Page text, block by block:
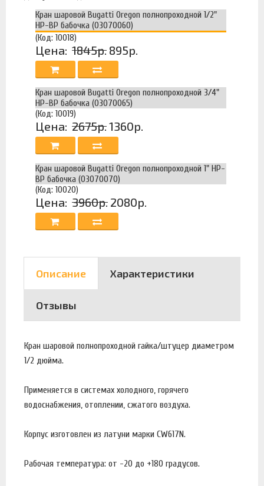
Кран шаровой Bugatti Oregon полнопроходной 1/2"
НР-ВР бабочка (03070060)
(Код: 10018)
Цена: 1845р. 895р.
Кран шаровой Bugatti Oregon полнопроходной 3/4"
НР-ВР бабочка (03070065)
(Код: 10019)
Цена: 2675р.1360р.
Кран шаровой Bugatti Oregon полнопроходной 1" НР-
ВР бабочка (03070070)
(Код: 10020)
Цена: 3960р. 2080р.
Описание Характеристики
Отзывы
Кран шаровой полнопроходной гайка/штуцер диаметром
1/2 дюйма.
Применяется в системах холодного, горячего
водоснабжения, отоплении, сжатого воздуха.
Корпус изготовлен из латуни марки CW617N.
Рабочая температура: от -20 до +180 градусов.